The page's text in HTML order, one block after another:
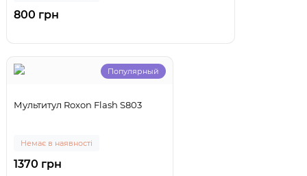
800 грн
Популярный
Мультитул Roxon Flash S803
Немає в наявності
1370 грн